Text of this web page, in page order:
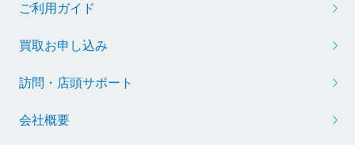
ご利用ガイド
買取お申し込み
訪問・店頭サポート
会社概要